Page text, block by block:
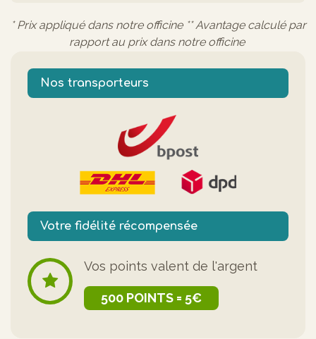
* Prix appliqué dans notre officine ** Avantage calculé par
rapport au prix dans notre officine
Nos transporteurs
Votre fidélité récompensée
Vos points valent de l'argent
500 POINTS = 5€